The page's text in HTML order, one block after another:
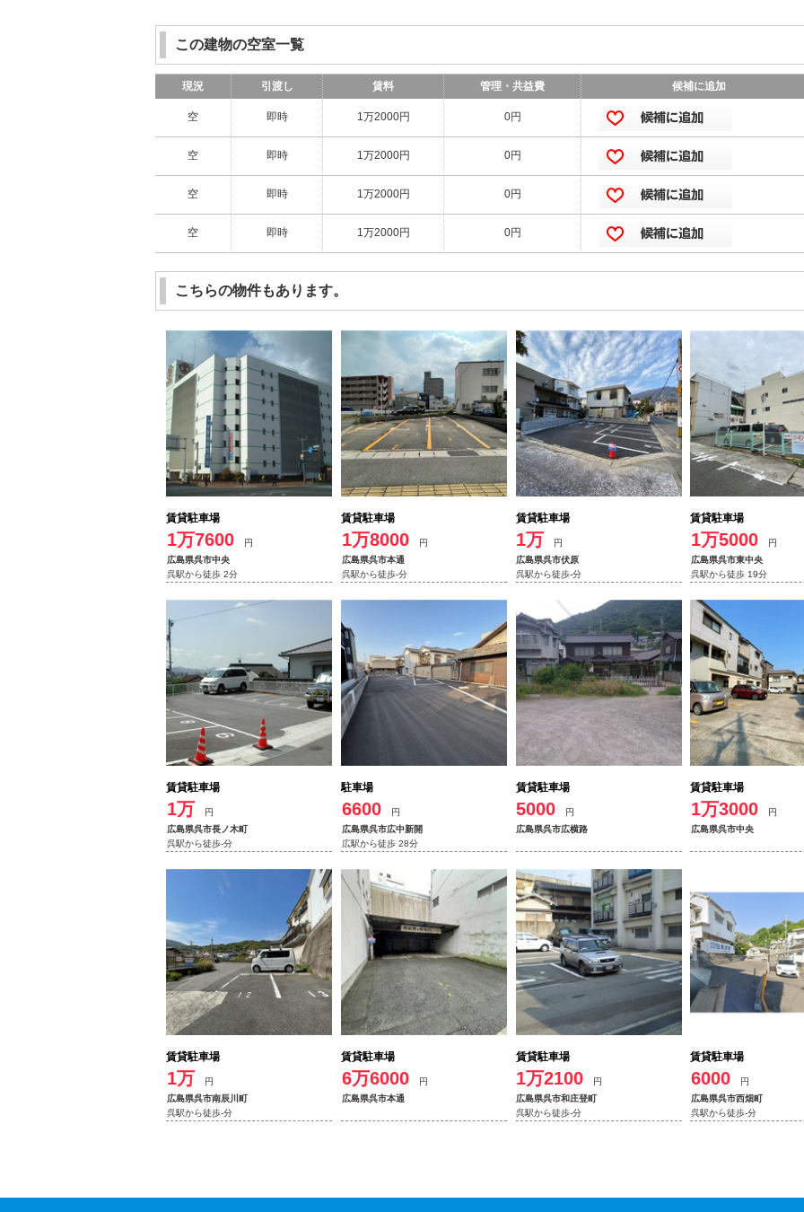
この建物の空室一覧
現況 引渡し 賃料 管理・共益費 候補に追加
空 即時 1万2000円 0円
空 即時 1万2000円 0円
空 即時 1万2000円 0円
空 即時 1万2000円 0円
こちらの物件もあります。
賃貸駐車場
1万7600
円
広島県呉市中央
呉駅から徒歩 2分
賃貸駐車場
1万8000
円
広島県呉市本通
呉駅から徒歩-分
賃貸駐車場
1万
円
広島県呉市伏原
呉駅から徒歩-分
賃貸駐車場
1万5000
円
広島県呉市東中央
呉駅から徒歩 19分
賃貸駐車場
1万
円
広島県呉市長ノ木町
呉駅から徒歩-分
駐車場
6600
円
広島県呉市広中新開
広駅から徒歩 28分
賃貸駐車場
5000
円
広島県呉市広横路
賃貸駐車場
1万3000
円
広島県呉市中央
賃貸駐車場
1万
円
広島県呉市南辰川町
呉駅から徒歩-分
賃貸駐車場
6万6000
円
広島県呉市本通
賃貸駐車場
1万2100
円
広島県呉市和庄登町
呉駅から徒歩-分
賃貸駐車場
6000
円
広島県呉市西畑町
呉駅から徒歩-分